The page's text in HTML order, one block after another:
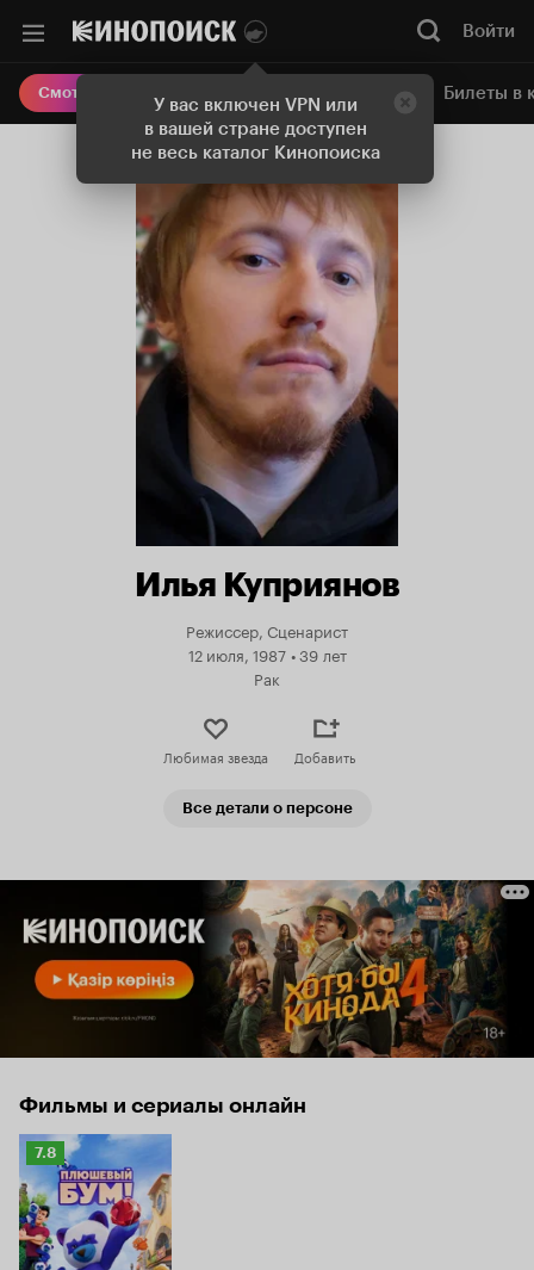
У вас включен VPN или
в вашей стране доступен
не весь каталог Кинопоиска
Войти
Смотреть кино Онлайн-кинотеатр Билеты в
Илья Куприянов
Режиссер, Сценарист
12 июля, 1987 •39 лет
Рак
Любимая звезда Добавить
Все детали о персоне
Фильмы и сериалы онлайн
Рейтинг
Кинопоиска
7.8
7.8